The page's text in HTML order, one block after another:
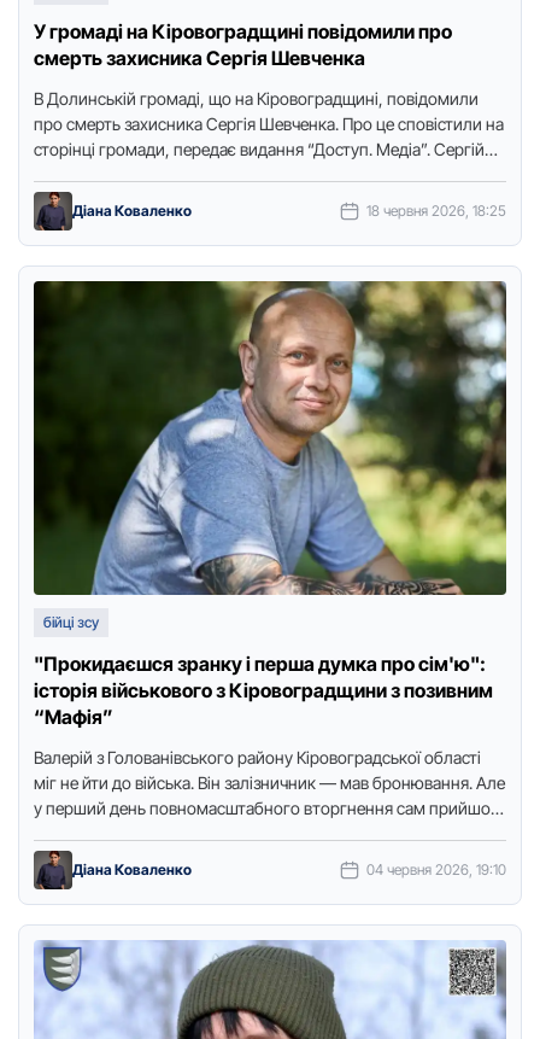
У громаді на Кіровоградщині повідомили про
смерть захисника Сергія Шевченка
В Долинській громаді, що на Кіровоградщині, повідомили
про смерть захисника Сергія Шевченка. Про це сповістили на
сторінці громади, передає видання “Доступ. Медіа”. Сергій
Діана Коваленко 18 червня 2026, 18:25
бійці зсу
"Прокидаєшся зранку і перша думка про сім'ю":
історія військового з Кіровоградщини з позивним
“Мафія”
Валерій з Голованівського району Кіровоградської області
міг не йти до війська. Він залізничник — мав бронювання. Але
у перший день повномасштабного вторгнення сам прийшов
Діана Коваленко 04 червня 2026, 19:10